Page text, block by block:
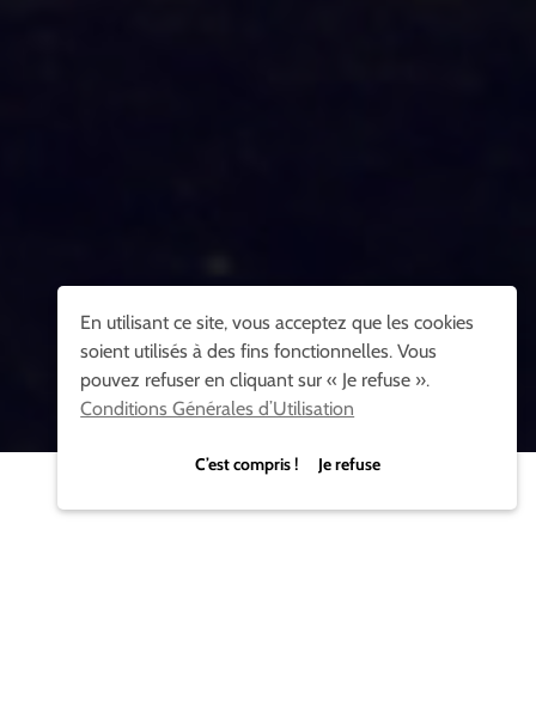
En utilisant ce site, vous acceptez que les cookies
soient utilisés à des fins fonctionnelles. Vous
pouvez refuser en cliquant sur « Je refuse ».
Conditions Générales d’Utilisation
C’est compris ! Je refuse